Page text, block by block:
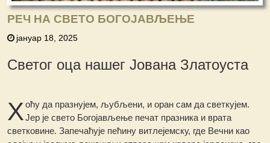
РЕЧ НА СВЕТО БОГОЈАВЉЕЊЕ
јануар 18, 2025
Светог оца нашег Јована Златоуста
Хоћу да празнујем, љубљени, и оран сам да светкујем.
Јер је свето Богојављење печат празника и врата
светковине. Запечаћује пећину витлејемску, где Вечни као